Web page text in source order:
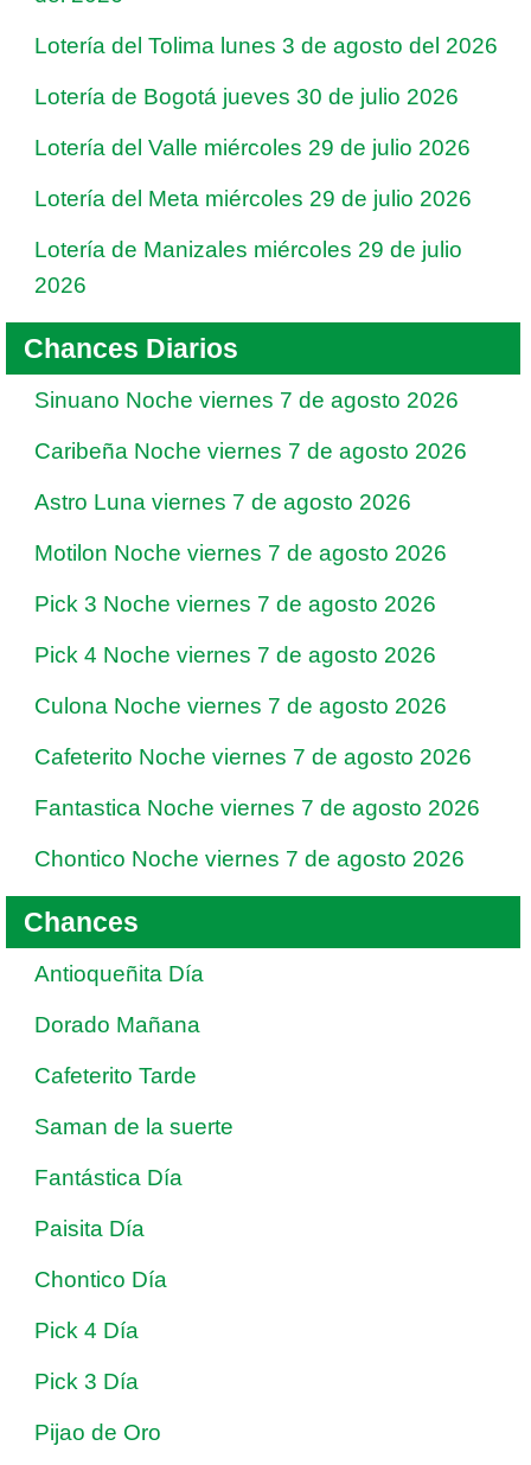
Lotería del Tolima lunes 3 de agosto del 2026
Lotería de Bogotá jueves 30 de julio 2026
Lotería del Valle miércoles 29 de julio 2026
Lotería del Meta miércoles 29 de julio 2026
Lotería de Manizales miércoles 29 de julio
2026
Chances Diarios
Sinuano Noche viernes 7 de agosto 2026
Caribeña Noche viernes 7 de agosto 2026
Astro Luna viernes 7 de agosto 2026
Motilon Noche viernes 7 de agosto 2026
Pick 3 Noche viernes 7 de agosto 2026
Pick 4 Noche viernes 7 de agosto 2026
Culona Noche viernes 7 de agosto 2026
Cafeterito Noche viernes 7 de agosto 2026
Fantastica Noche viernes 7 de agosto 2026
Chontico Noche viernes 7 de agosto 2026
Chances
Antioqueñita Día
Dorado Mañana
Cafeterito Tarde
Saman de la suerte
Fantástica Día
Paisita Día
Chontico Día
Pick 4 Día
Pick 3 Día
Pijao de Oro